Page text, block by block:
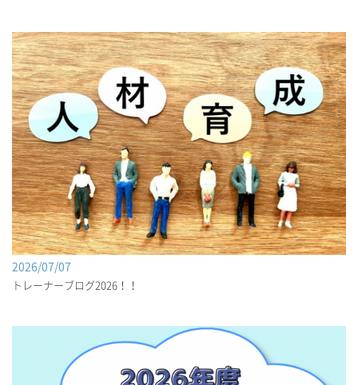
2026/07/07
トレーナーブログ2026！！